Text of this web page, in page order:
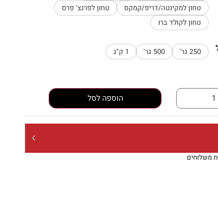
טחון למקינטה/דריפ/קמקס
טחון לפרנצ' פרס
טחון לקולד ברו
250 גר' 500 גר' 1 ק"ג
הוספה לסל
הנחות מתעדכנות בסל
משלוחים